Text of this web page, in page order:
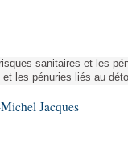
sanitaires et les
les pénuries liés au
Jacques